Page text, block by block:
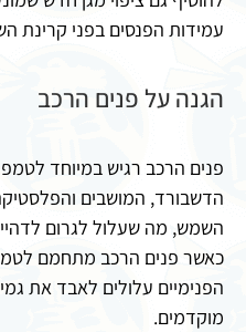
עמידות הפנסים בפני קרינת
הגנה על פנים הרכב
פנים הרכב רגיש במיוחד
הדשבורד, המושבים
השמש, מה שעלול לגרום
כאשר פנים הרכב מתחמם
הפנימיים עלולים לאבד את
מוקדמים.